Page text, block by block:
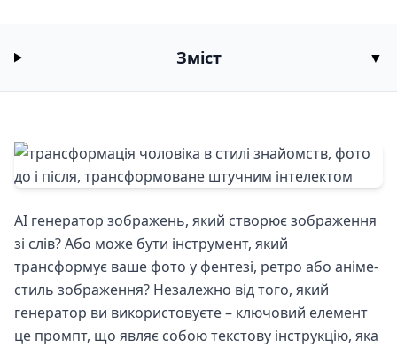
Зміст ▼
AI генератор зображень, який створює зображення
зі слів? Або може бути інструмент, який
трансформує ваше фото у фентезі, ретро або аніме-
стиль зображення? Незалежно від того, який
генератор ви використовуєте – ключовий елемент
це промпт, що являє собою текстову інструкцію, яка